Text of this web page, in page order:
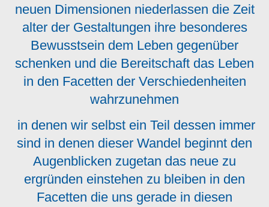
neuen Dimensionen niederlassen die Zeit
alter der Gestaltungen ihre besonderes
Bewusstsein dem Leben gegenüber
schenken und die Bereitschaft das Leben
in den Facetten der Verschiedenheiten
wahrzunehmen
in denen wir selbst ein Teil dessen immer
sind in denen dieser Wandel beginnt den
Augenblicken zugetan das neue zu
ergründen einstehen zu bleiben in den
Facetten die uns gerade in diesen